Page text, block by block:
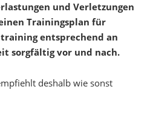
und Verletzungen
Trainingsplan für
entsprechend an
sorgfältig vor und nach.
deshalb wie sonst